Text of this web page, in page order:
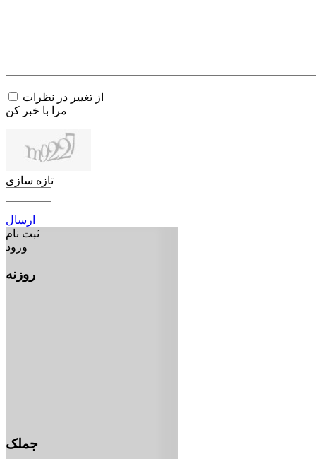
از تغییر در نظرات
مرا با خبر کن
تازه سازی
ارسال
ثبت نام
ورود
روزنه
جملک